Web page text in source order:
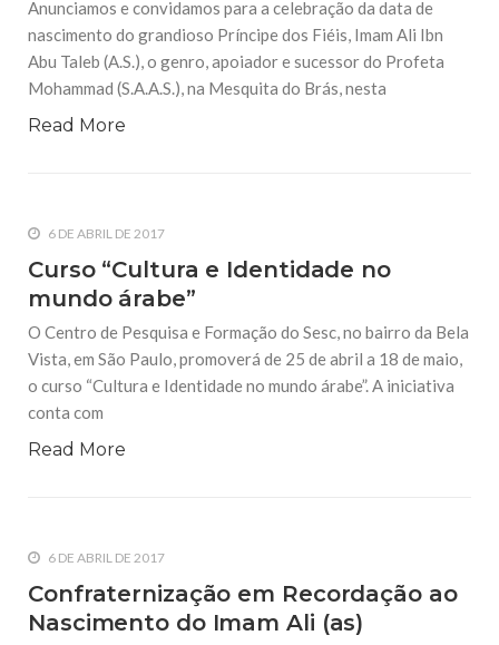
9ª Mostra Mundo Árabe de Cinema
Entre os dias 13 de agosto e 16 de setembro, a 9ª Mostra
Mundo Árabe de Cinema apresenta uma programação
especial para o público conhecer um pouco mais sobre a
diversidade cultural e social dos
Está no ar a plataforma digital de inscrições para o
concurso Os Árabes e a 25 de Março, promovido pela
Câmara de Comércio Árabe-Brasileira e pelo Instituto da
Cultura Árabe – ICArabe. Com curadoria de
Centro Islâmico no Brasil
São Paulo, 8 de Julho de 2014. Estamos vivendo os dias e
noites do mês abençoado de Ramadan, um mês de caridade,
Anunciamos e convidamos para a celebração da data de
nascimento do grandioso Príncipe dos Fiéis, Imam Ali Ibn
Abu Taleb (A.S.), o genro, apoiador e sucessor do Profeta
Mohammad (S.A.A.S.), na Mesquita do Brás, nesta
Read More
6 DE ABRIL DE 2017
Curso “Cultura e Identidade no
mundo árabe”
O Centro de Pesquisa e Formação do Sesc, no bairro da Bela
Vista, em São Paulo, promoverá de 25 de abril a 18 de maio,
o curso “Cultura e Identidade no mundo árabe”. A iniciativa
conta com
Read More
6 DE ABRIL DE 2017
Confraternização em Recordação ao
Nascimento do Imam Ali (as)